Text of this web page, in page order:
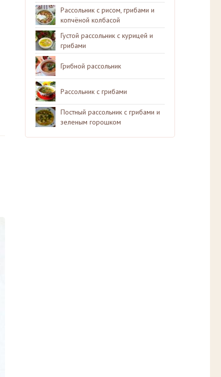
Рассольник с рисом, грибами и
копчёной колбасой
Густой рассольник с курицей и
грибами
Грибной рассольник
Рассольник с грибами
Постный рассольник с грибами и
зеленым горошком